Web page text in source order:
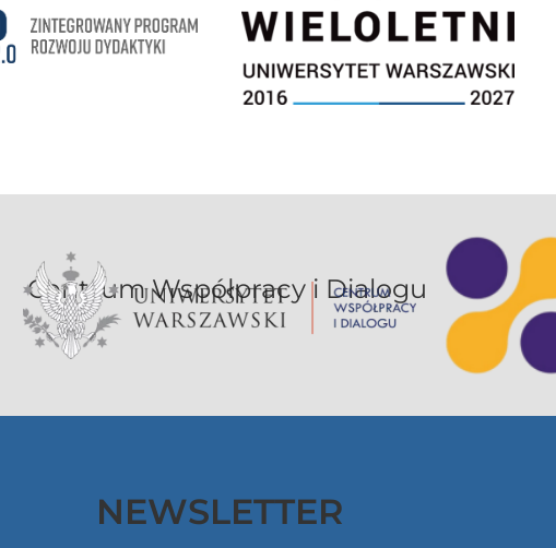
Inkubator UW jest sekcją Centrum Współpracy i Dialogu
NEWSLETTER